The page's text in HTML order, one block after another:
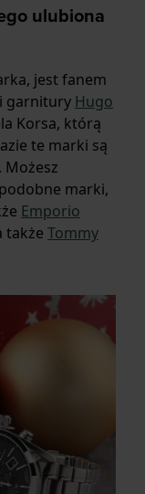
ulubiona
jest fanem
garnitury Hugo
Korsa, którą
te marki są
marki,
Emporio
także Tommy